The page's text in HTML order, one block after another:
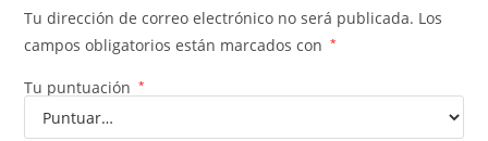
Tu dirección de correo electrónico no será publicada. Los
campos obligatorios están marcados con
*
Tu puntuación *